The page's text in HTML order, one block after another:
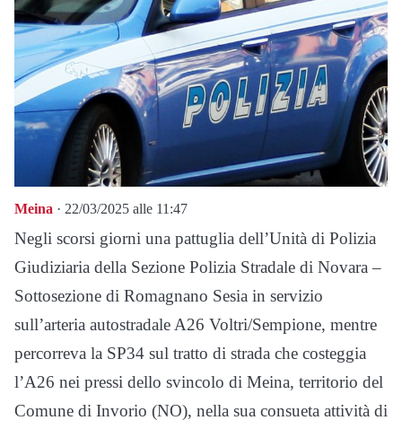
Meina · 22/03/2025 alle 11:47
Negli scorsi giorni una pattuglia dell’Unità di Polizia
Giudiziaria della Sezione Polizia Stradale di Novara –
Sottosezione di Romagnano Sesia in servizio
sull’arteria autostradale A26 Voltri/Sempione, mentre
percorreva la SP34 sul tratto di strada che costeggia
l’A26 nei pressi dello svincolo di Meina, territorio del
Comune di Invorio (NO), nella sua consueta attività di